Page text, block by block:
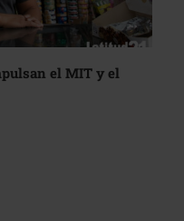
el MIT y el